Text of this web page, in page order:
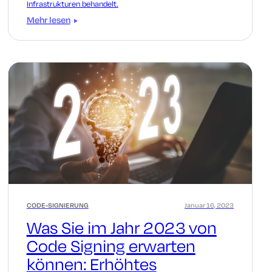
Infrastrukturen behandelt.
Mehr lesen
CODE-SIGNIERUNG
Was Sie im Jahr 2023 von
Code Signing erwarten
können: Erhöhtes
Januar 16, 2023